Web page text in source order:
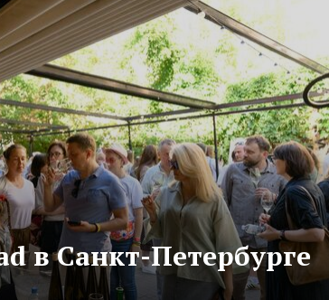
в Санкт-Петербурге